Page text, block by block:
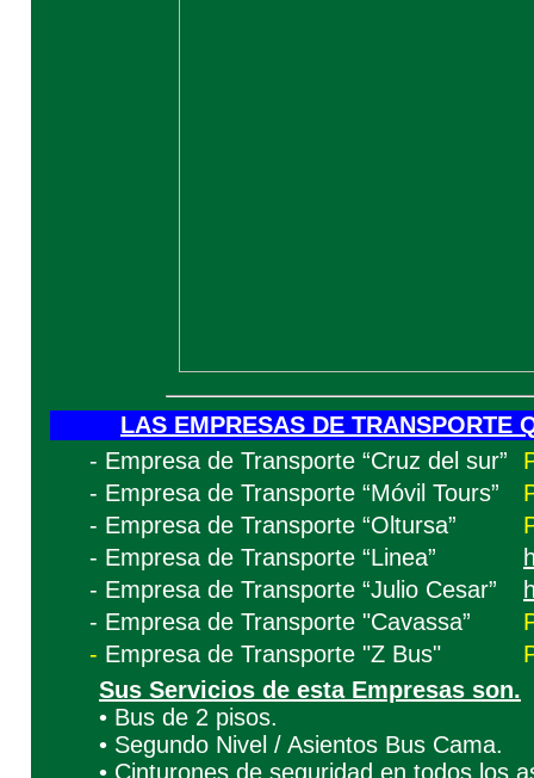
LAS EMPRESAS DE TRANSPORTE
- Empresa de Transporte “Cruz del sur”
- Empresa de Transporte “Móvil Tours”
- Empresa de Transporte “Oltursa”
- Empresa de Transporte “Linea”
- Empresa de Transporte “Julio Cesar”
- Empresa de Transporte "Cavassa”
- Empresa de Transporte "Z Bus"
Sus Servicios de esta Empresas son.
• Bus de 2 pisos.
• Segundo Nivel / Asientos Bus Cama.
• Cinturones de seguridad en todos los